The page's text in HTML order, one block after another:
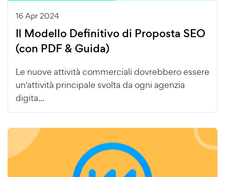
16 Apr 2024
Il Modello Definitivo di Proposta SEO
(con PDF & Guida)
Le nuove attività commerciali dovrebbero essere
un'attività principale svolta da ogni agenzia
digita...